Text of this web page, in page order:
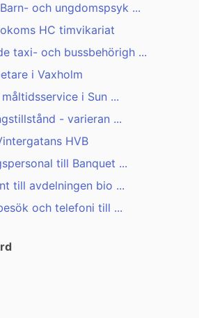
och ungdomspsyk ...
HC timvikariat
taxi- och bussbehörigh ...
i Vaxholm
i Sun ...
- varieran ...
HVB
till Banquet ...
till avdelningen bio ...
och telefoni till ...